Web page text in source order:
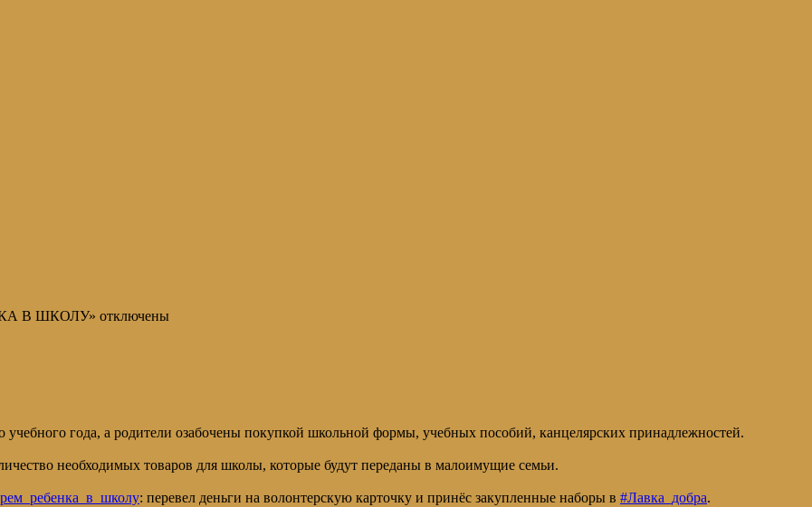
В ШКОЛУ» отключены
учебного года, а родители озабочены покупкой школьной формы, учебных пособий, канцелярских принадлежностей.
необходимых товаров для школы, которые будут переданы в малоимущие семьи.
: перевел деньги на волонтерскую карточку и принёс закупленные наборы в #Лавка_добра.